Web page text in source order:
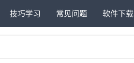
技巧学习 常见问题 软件下载